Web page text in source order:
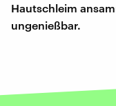
Hautschleim
ungenießbar.